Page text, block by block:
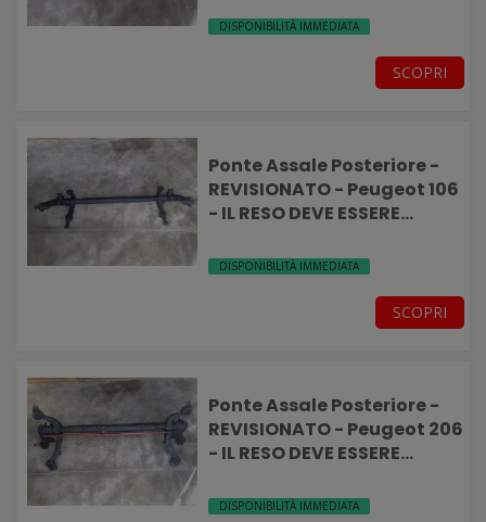
DISPONIBILITÀ IMMEDIATA
SCOPRI
Ponte Assale Posteriore -
REVISIONATO - Peugeot 106
- IL RESO DEVE ESSERE
DISPONIBILITÀ IMMEDIATA
SCOPRI
Ponte Assale Posteriore -
REVISIONATO - Peugeot 206
- IL RESO DEVE ESSERE
DISPONIBILITÀ IMMEDIATA